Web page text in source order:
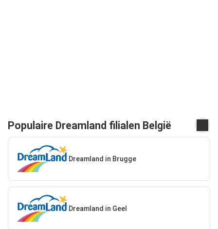
Populaire Dreamland filialen België
Dreamland in Brugge
Dreamland in Geel